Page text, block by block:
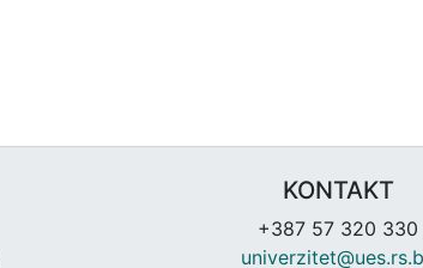
KONTAKT
+387 57 320 330